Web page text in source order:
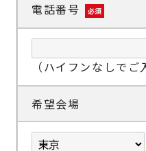
電話番号 必須
（ハイフンなしでご
希望会場